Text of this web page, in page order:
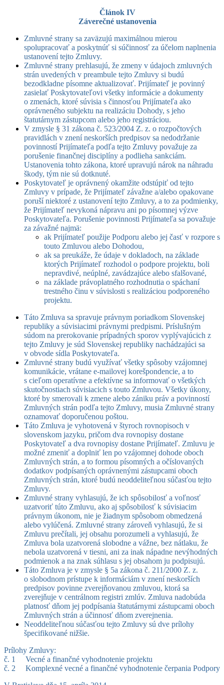
Článok IV
Záverečné ustanovenia
Zmluvné strany sa zaväzujú maximálnou mierou
spolupracovať a poskytnúť si súčinnosť za účelom naplnenia
ustanovení tejto Zmluvy.
Zmluvné strany prehlasujú, že zmeny v údajoch zmluvných
strán uvedených v preambule tejto Zmluvy si budú
bezodkladne písomne aktualizovať. Prijímateľ je povinný
zasielať Poskytovateľovi všetky informácie a dokumenty
o zmenách, ktoré súvisia s činnosťou Prijímateľa ako
oprávneného subjektu na realizáciu Dohody, s jeho
štatutárnym zástupcom alebo jeho registráciou.
V zmysle § 31 zákona č. 523/2004 Z. z. o rozpočtových
pravidlách v znení neskorších predpisov sa nedodržanie
povinností Prijímateľa podľa tejto Zmluvy považuje za
porušenie finančnej disciplíny a podlieha sankciám.
Ustanovenia tohto zákona, ktoré upravujú nárok na náhradu
škody, tým nie sú dotknuté.
Poskytovateľ je oprávnený okamžite odstúpiť od tejto
Zmluvy v prípade, že Prijímateľ závažne a/alebo opakovane
poruší niektoré z ustanovení tejto Zmluvy, a to za podmienky,
že Prijímateľ nevykoná nápravu ani po písomnej výzve
Poskytovateľa. Porušenie povinnosti Prijímateľa sa považuje
za závažné najmä:
ak Prijímateľ použije Podporu alebo jej časť v rozpore s
touto Zmluvou alebo Dohodou,
ak sa preukáže, že údaje v dokladoch, na základe
ktorých Prijímateľ rozhodol o podpore projektu, boli
nepravdivé, neúplné, zavádzajúce alebo sfalšované,
na základe právoplatného rozhodnutia o spáchaní
trestného činu v súvislosti s realizáciou podporeného
projektu.
Táto Zmluva sa spravuje právnym poriadkom Slovenskej
republiky a súvisiacimi právnymi predpismi. Príslušným
súdom na prerokovanie prípadných sporov vyplývajúcich z
tejto Zmluvy je súd Slovenskej republiky nachádzajúci sa
v obvode sídla Poskytovateľa.
Zmluvné strany budú využívať všetky spôsoby vzájomnej
komunikácie, vrátane e-mailovej korešpondencie, a to
s cieľom operatívne a efektívne sa informovať o všetkých
skutočnostiach súvisiacich s touto Zmluvou. Všetky úkony,
ktoré by smerovali k zmene alebo zániku práv a povinností
Zmluvných strán podľa tejto Zmluvy, musia Zmluvné strany
oznamovať doporučenou poštou.
Táto Zmluva je vyhotovená v štyroch rovnopisoch v
slovenskom jazyku, pričom dva rovnopisy dostane
Poskytovateľ a dva rovnopisy dostane Prijímateľ. Zmluvu je
možné zmeniť a doplniť len po vzájomnej dohode oboch
Zmluvných strán, a to formou písomných a očíslovaných
dodatkov podpísaných oprávnenými zástupcami oboch
Zmluvných strán, ktoré budú neoddeliteľnou súčasťou tejto
Zmluvy.
Zmluvné strany vyhlasujú, že ich spôsobilosť a voľnosť
uzatvoriť túto Zmluvu, ako aj spôsobilosť k súvisiacim
právnym úkonom, nie je žiadnym spôsobom obmedzená
alebo vylúčená. Zmluvné strany zároveň vyhlasujú, že si
Zmluvu prečítali, jej obsahu porozumeli a vyhlasujú, že
Zmluva bola uzatvorená slobodne a vážne, bez nátlaku, že
nebola uzatvorená v tiesni, ani za inak nápadne nevýhodných
podmienok a na znak súhlasu s jej obsahom ju podpisujú.
Táto Zmluva je v zmysle § 5a zákona č. 211/2000 Z. z.
o slobodnom prístupe k informáciám v znení neskorších
predpisov povinne zverejňovanou zmluvou, ktorá sa
zverejňuje v centrálnom registri zmlúv. Zmluva nadobúda
platnosť dňom jej podpísania štatutárnymi zástupcami oboch
Zmluvných strán a účinnosť dňom zverejnenia.
Neoddeliteľnou súčasťou tejto Zmluvy sú dve prílohy
špecifikované nižšie.
Prílohy Zmluvy:
č. 1 Vecné a finančné vyhodnotenie projektu
č. 2 Komplexné vecné a finančné vyhodnotenie čerpania Podpory